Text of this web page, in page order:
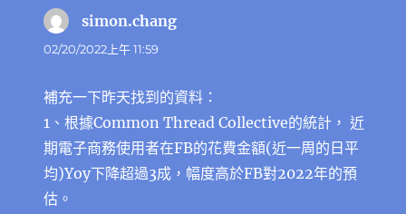
simon.chang
02/20/2022上午 11:59
補充一下昨天找到的資料：
1、根據Common Thread Collective的統計， 近
期電子商務使用者在FB的花費金額(近一周的日平
均)Yoy下降超過3成，幅度高於FB對2022年的預
估。